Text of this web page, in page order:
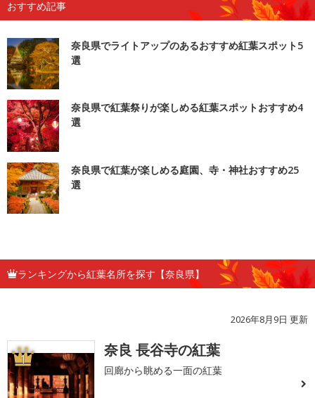
おすすめ記事
奈良県でライトアップのあるおすすめ紅葉スポット5
選
奈良県で紅葉祭りが楽しめる紅葉スポットおすすめ4
選
奈良県で紅葉が楽しめる庭園、寺・神社おすすめ25
選
ランキングから紅葉名所を探す【奈良県】
2026年8月9日 更新
1 奈良 長谷寺の紅葉
回廊から眺める一面の紅葉